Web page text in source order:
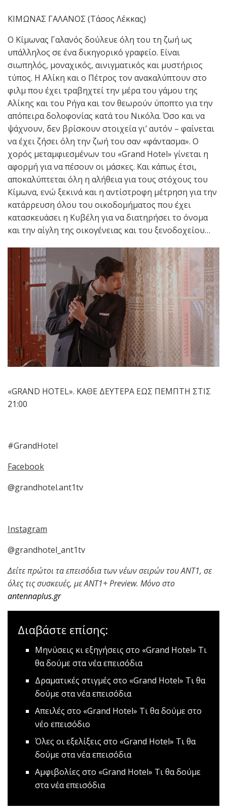
ΚΙΜΩΝΑΣ ΓΑΛΑΝΟΣ (Τάσος Λέκκας)
Ο Κίμωνας Γαλανός δούλευε όλη του τη ζωή ως
υπάλληλος σε ένα δικηγορικό γραφείο. Είναι
σιωπηλός, μοναχικός, αινιγματικός και μυστήριος
τύπος. Η Αλίκη και ο Πέτρος τον ανακαλύπτουν στο
φιλμ που έχει τραβηχτεί την μέρα του γάμου της
Αλίκης και του Ρήγα και τον θεωρούν ύποπτο για την
απόπειρα δολοφονίας κατά του Νικόλα. Όσο και να
ψάχνουν, δεν βρίσκουν στοιχεία γι’ αυτόν – φαίνεται
να έχει ζήσει όλη την ζωή του σαν «φάντασμα». Ο
χορός μεταμφιεσμένων του «Grand Hotel» γίνεται η
αφορμή για να πέσουν οι μάσκες. Και κάπως έτσι,
αποκαλύπτεται όλη η αλήθεια για τους στόχους του
Κίμωνα, ενώ ξεκινά και η αντίστροφη μέτρηση για την
κατάρρευση όλου του οικοδομήματος που έχει
κατασκευάσει η Κυβέλη για να διατηρήσει το όνομα
και την αίγλη της οικογένειας και του ξενοδοχείου…
«GRAND HOTEL». ΚΑΘΕ ΔΕΥΤΕΡΑ ΕΩΣ ΠΕΜΠΤΗ ΣΤΙΣ
21:00
#GrandHotel
Facebook
@grandhotel.ant1tv
Instagram
@grandhotel_ant1tv
Δείτε πρώτοι τα επεισόδια των νέων σειρών του ΑΝΤ1, σε
όλες τις συσκευές, με ANT1+ Preview. Μόνο στο
antennaplus.gr
Διαβάστε επίσης:
Μηνύσεις κι εξηγήσεις στο «Grand Hotel» Τι
θα δούμε στα νέα επεισόδια
Δραματικές στιγμές στο «Grand Hotel» Τι θα
δούμε στα νέα επεισόδια
Aπειλές στο «Grand Hotel» Τι θα δούμε στο
νέο επεισόδιο
Όλες οι εξελίξεις στο «Grand Hotel» Τι θα
δούμε στα νέα επεισόδια
Αμφιβολίες στο «Grand Hotel» Τι θα δούμε
στα νέα επεισόδια